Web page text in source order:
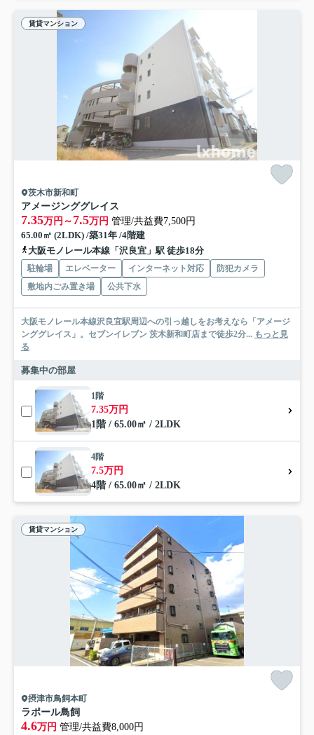
賃貸マンション
茨木市新和町
アメージンググレイス
7.35万円～ 7.5万円 管理/共益費7,500円
65.00㎡ (2LDK) /築31年 /4階建
大阪モノレール本線「沢良宜」駅 徒歩18分
駐輪場 エレベーター インターネット対応
防犯カメラ
敷地内ごみ置き場
公共下水
大阪モノレール本線沢良宜駅周辺への引っ越しをお考えなら「アメージ
ンググレイス」。セブンイレブン 茨木新和町店まで徒歩2分... もっと見
る
募集中の部屋
1階
7.35万円
1階 / 65.00㎡ / 2LDK
4階
7.5万円
4階 / 65.00㎡ / 2LDK
賃貸マンション
摂津市鳥飼本町
ラポール鳥飼
4.6万円 管理/共益費8,000円